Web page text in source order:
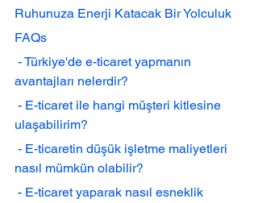
Ruhunuza Enerji Katacak Bir Yolculuk
FAQs
avantajları nelerdir?
ulaşabilirim?
nasıl mümkün olabilir?